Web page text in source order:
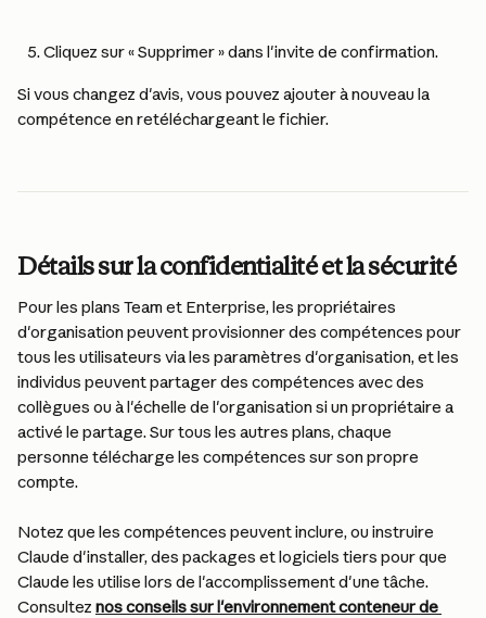
Cliquez sur « Supprimer » dans l'invite de confirmation.
Si vous changez d'avis, vous pouvez ajouter à nouveau la
compétence en retéléchargeant le fichier.
Détails sur la confidentialité et la sécurité
Pour les plans Team et Enterprise, les propriétaires
d'organisation peuvent provisionner des compétences pour
tous les utilisateurs via les paramètres d'organisation, et les
individus peuvent partager des compétences avec des
collègues ou à l'échelle de l'organisation si un propriétaire a
activé le partage. Sur tous les autres plans, chaque
personne télécharge les compétences sur son propre
compte.
Notez que les compétences peuvent inclure, ou instruire
Claude d'installer, des packages et logiciels tiers pour que
Claude les utilise lors de l'accomplissement d'une tâche.
Consultez nos conseils sur l'environnement conteneur de